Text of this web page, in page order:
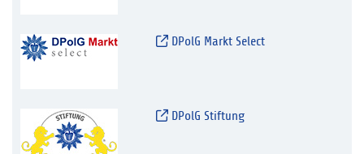
DPolG Markt Select
DPolG Stiftung